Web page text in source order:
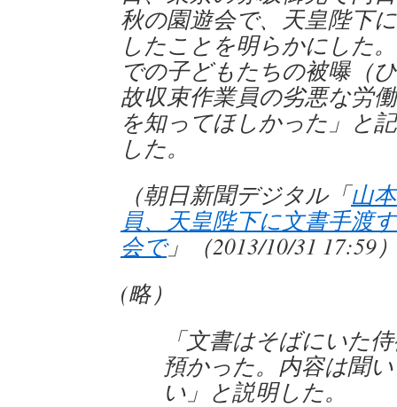
秋の園遊会で、天皇陛下
したことを明らかにした
での子どもたちの被曝（
故収束作業員の劣悪な労
を知ってほしかった」と
した。
（朝日新聞デジタル「山
員、天皇陛下に文書手渡
会で」（2013/10/31 17:59
(略）
「文書はそばにいた
預かった。内容は聞
い」と説明した。